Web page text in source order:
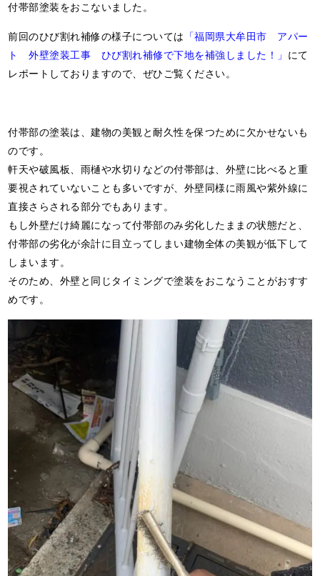
付帯部塗装をおこないました。
前回のひび割れ補修の様子については
「福岡県大牟田市 アパー
ト 外壁塗装工事 ひび割れ補修で下地を補強しました！」 にて
レポートしておりますので、ぜひご覧ください。
付帯部の塗装は、建物の美観と耐久性を保つために欠かせないも
のです。
軒天や破風板、雨樋や水切りなどの付帯部は、外壁に比べると重
要視されていないことも多いですが、外壁同様に雨風や紫外線に
直接さらされる部分でもあります。
もし外壁だけ綺麗になって付帯部のみ劣化したままの状態だと、
付帯部の劣化が余計に目立ってしまい建物全体の美観が低下して
しまいます。
そのため、外壁と同じタイミングで塗装をおこなうことがおすす
めです。